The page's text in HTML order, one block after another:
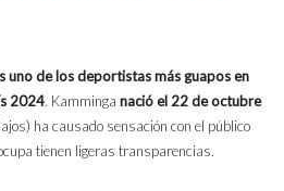
uno de los deportistas más guapos en
2024. Kamminga nació el 22 de octubre
ha causado sensación con el público
tienen ligeras transparencias.